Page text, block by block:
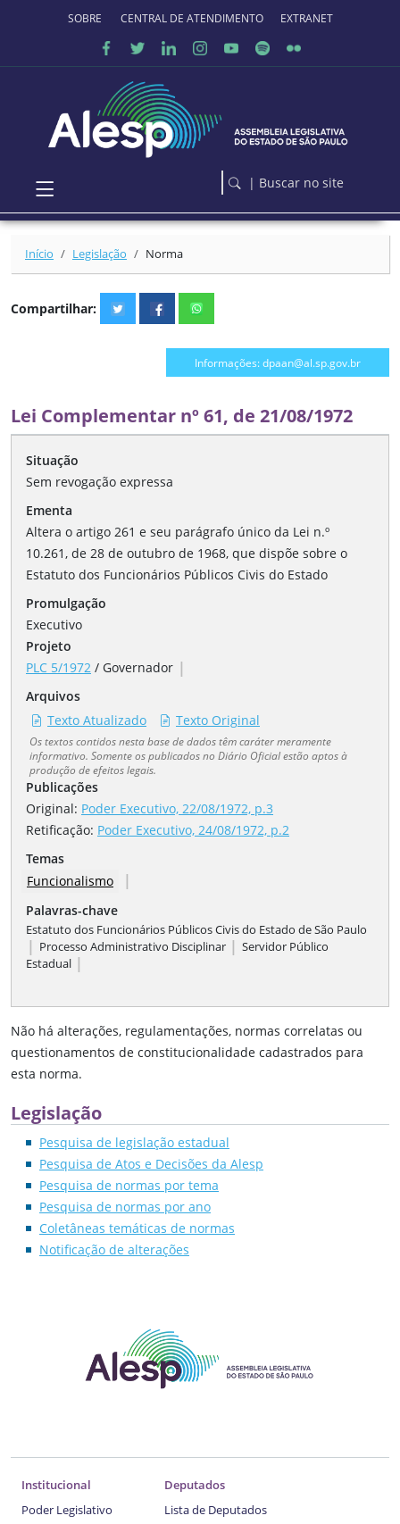
Ir para o conteúdo principal
SOBRE O PORTALCENTRAL DE ATENDIMENTO EXTRANET
| Buscar no site
Início Legislação Norma
Compartilhar:
Informações: dpaan@al.sp.gov.br
Lei Complementar nº 61, de 21/08/1972
Situação
Sem revogação expressa
Ementa
Altera o artigo 261 e seu parágrafo único da Lei n.º
10.261, de 28 de outubro de 1968, que dispõe sobre o
Estatuto dos Funcionários Públicos Civis do Estado
Promulgação
Executivo
Projeto
PLC 5/1972 / Governador |
Arquivos
Texto Atualizado
Texto Original
Os textos contidos nesta base de dados têm caráter meramente
informativo. Somente os publicados no Diário Oficial estão aptos à
produção de efeitos legais.
Publicações
Original: Poder Executivo, 22/08/1972, p.3
Retificação: Poder Executivo, 24/08/1972, p.2
Temas
Funcionalismo
|
Palavras-chave
Estatuto dos Funcionários Públicos Civis do Estado de São Paulo
| Processo Administrativo Disciplinar | Servidor Público
Estadual |
Não há alterações, regulamentações, normas correlatas ou
questionamentos de constitucionalidade cadastrados para
esta norma.
Legislação
Pesquisa de legislação estadual
Pesquisa de Atos e Decisões da Alesp
Pesquisa de normas por tema
Pesquisa de normas por ano
Coletâneas temáticas de normas
Notificação de alterações
Institucional
Poder Legislativo
Deputados
Lista de Deputados